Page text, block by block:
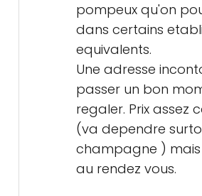
pompeux qu'on
dans certains
equivalents.
Une adresse
passer un bon
regaler. Prix assez
(va dependre
champagne )
au rendez vous.